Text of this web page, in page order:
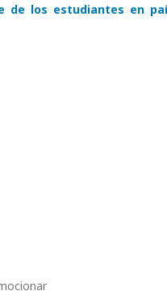
de los estudiantes en